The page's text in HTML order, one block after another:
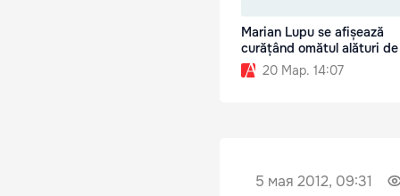
Marian Lupu se afișează
curățând omătul alături de
20 Мар. 14:07
5 мая 2012, 09:31